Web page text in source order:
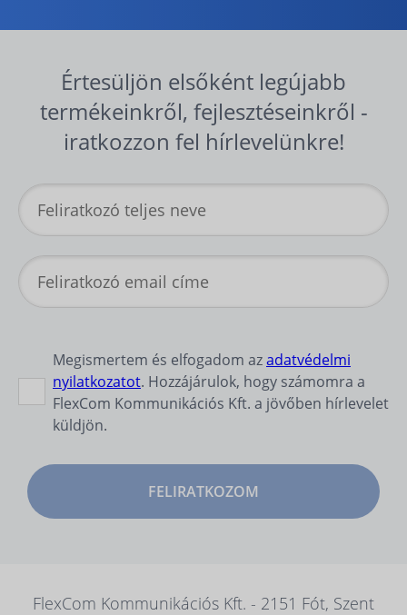
Értesüljön elsőként legújabb
termékeinkről, fejlesztéseinkről -
iratkozzon fel hírlevelünkre!
Megismertem és elfogadom azadatvédelmi
nyilatkozatot. Hozzájárulok, hogy számomra a
FlexCom Kommunikációs Kft. a jövőben hírlevelet
küldjön.
FELIRATKOZOM
FlexCom Kommunikációs Kft. - 2151 Fót, Szent